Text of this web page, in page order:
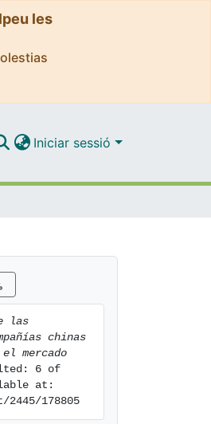
les
Iniciar sessió
las
chinas
mercado
6 of
at:
178805